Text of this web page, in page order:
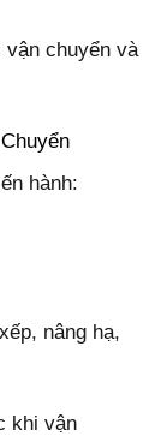
chuyển và
hành:
nâng hạ,
khi vận